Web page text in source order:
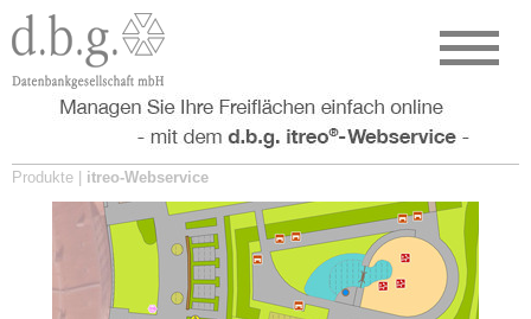
Produkte | itreo-Webservice